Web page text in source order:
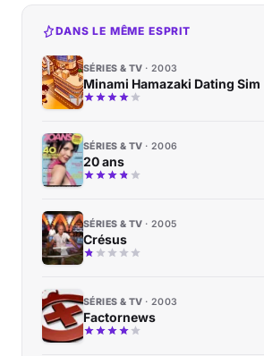
DANS LE MÊME ESPRIT
SÉRIES & TV 2003
Minami Hamazaki Dating Sim
SÉRIES & TV 2006
20 ans
SÉRIES & TV 2005
Crésus
SÉRIES & TV 2003
Factornews